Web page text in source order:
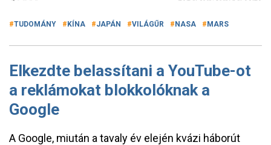
TUDOMÁNY KÍNA JAPÁN VILÁGŰR NASA MARS
Elkezdte belassítani a YouTube-ot
a reklámokat blokkolóknak a
Google
A Google, miután a tavaly év elején kvázi háborút